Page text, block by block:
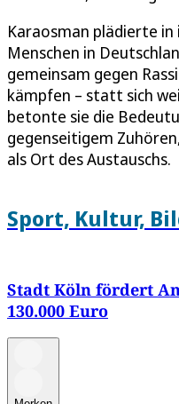
Karaosman plädierte
Menschen in
gemeinsam gegen
kämpfen – statt sich
betonte sie die
gegenseitigem
als Ort des Austauschs.
Sport, Kultur,
Stadt Köln fördert
130.000 Euro